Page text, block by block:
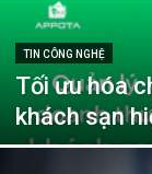
TIN CÔNG NGHỆ
Tối ưu hóa
khách sạn